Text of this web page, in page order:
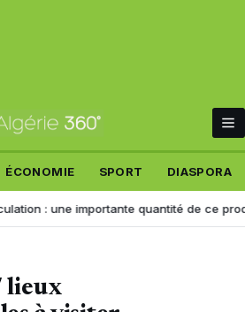
ÉCONOMIE SPORT DIASPORA
importante quantité de ce produit saisie
lieux